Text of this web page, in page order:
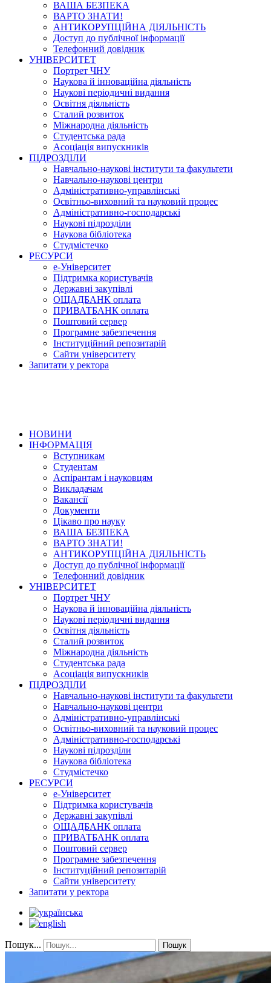
ВАША БЕЗПЕКА
ВАРТО ЗНАТИ!
АНТИКОРУПЦІЙНА ДІЯЛЬНІСТЬ
Доступ до публічної інформації
Телефонний довідник
УНІВЕРСИТЕТ
Портрет ЧНУ
Наукова й інноваційна діяльність
Наукові періодичні видання
Освітня діяльність
Сталий розвиток
Міжнародна діяльність
Студентська рада
Асоціація випускників
ПІДРОЗДІЛИ
Навчально-наукові інститути та факультети
Навчально-наукові центри
Адміністративно-управлінські
Освітньо-виховний та науковий процес
Адміністративно-господарські
Наукові підрозділи
Наукова бібліотека
Студмістечко
РЕСУРСИ
е-Університет
Підтримка користувачів
Державні закупівлі
ОЩАДБАНК оплата
ПРИВАТБАНК оплата
Поштовий сервер
Програмне забезпечення
Інституційний репозитарій
Сайти університету
Запитати у ректора
НОВИНИ
ІНФОРМАЦІЯ
Вступникам
Студентам
Аспірантам і науковцям
Викладачам
Вакансії
Документи
Цікаво про науку
ВАША БЕЗПЕКА
ВАРТО ЗНАТИ!
АНТИКОРУПЦІЙНА ДІЯЛЬНІСТЬ
Доступ до публічної інформації
Телефонний довідник
УНІВЕРСИТЕТ
Портрет ЧНУ
Наукова й інноваційна діяльність
Наукові періодичні видання
Освітня діяльність
Сталий розвиток
Міжнародна діяльність
Студентська рада
Асоціація випускників
ПІДРОЗДІЛИ
Навчально-наукові інститути та факультети
Навчально-наукові центри
Адміністративно-управлінські
Освітньо-виховний та науковий процес
Адміністративно-господарські
Наукові підрозділи
Наукова бібліотека
Студмістечко
РЕСУРСИ
е-Університет
Підтримка користувачів
Державні закупівлі
ОЩАДБАНК оплата
ПРИВАТБАНК оплата
Поштовий сервер
Програмне забезпечення
Інституційний репозитарій
Сайти університету
Запитати у ректора
Пошук... Пошук